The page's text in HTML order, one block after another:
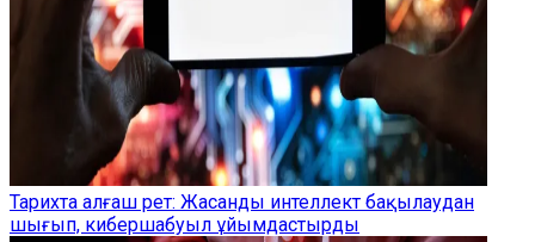
Тарихта алғаш рет: Жасанды интеллект бақылаудан
шығып, кибершабуыл ұйымдастырды